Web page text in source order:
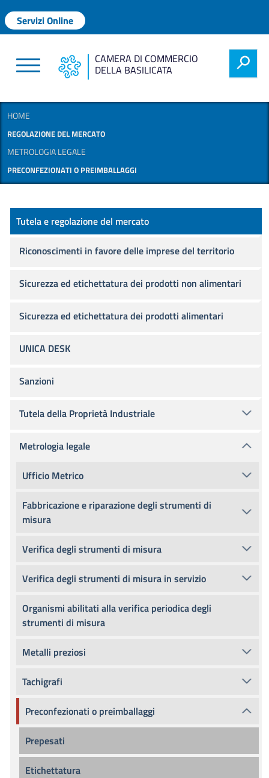
Menu profilo utente
Servizi Online
CAMERA DI COMMERCIO
DELLA BASILICATA h
HOME
REGOLAZIONE DEL MERCATO
METROLOGIA LEGALE
PRECONFEZIONATI O PREIMBALLAGGI
Regolazione del mercato
Tutela e regolazione del mercato
Riconoscimenti in favore delle imprese del territorio
Sicurezza ed etichettatura dei prodotti non alimentari
Sicurezza ed etichettatura dei prodotti alimentari
UNICA DESK
Sanzioni
Tutela della Proprietà Industriale
Metrologia legale
Ufficio Metrico
Fabbricazione e riparazione degli strumenti di
misura
Verifica degli strumenti di misura
Verifica degli strumenti di misura in servizio
Organismi abilitati alla verifica periodica degli
strumenti di misura
Metalli preziosi
Tachigrafi
Preconfezionati o preimballaggi
Prepesati
Etichettatura